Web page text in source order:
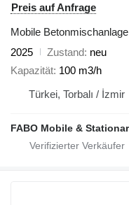
Preis auf Anfrage
Mobile Betonmischanlage
2025
Zustand neu
Kapazität 100 m3/h
Türkei, Torbalı / İzmir